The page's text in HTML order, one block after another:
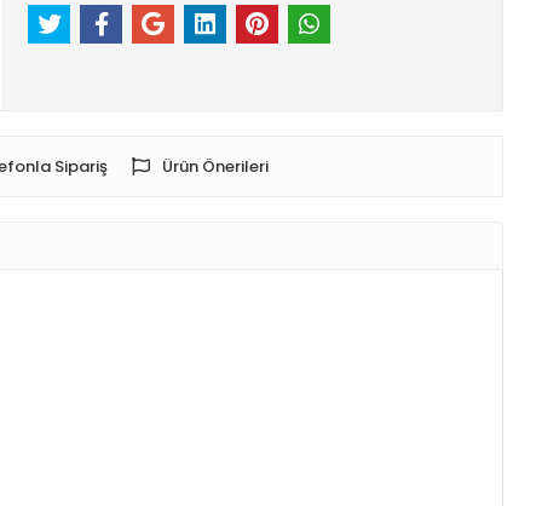
Sipariş Ürün Önerileri